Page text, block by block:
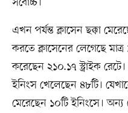
এখন পর্যন্ত ক্লাসেন ছক্কা
করতে ক্লাসেনের লেগেছে
করেছেন ২১০.১৭ স্ট্রাইক
ইনিংস খেলেছেন ৪৮টি।
মেরেছেন ১০টি ইনিংসে।